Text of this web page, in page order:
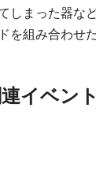
しまった器
を組み合わ
イベント